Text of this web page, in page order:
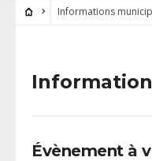
Informations
Évènement à